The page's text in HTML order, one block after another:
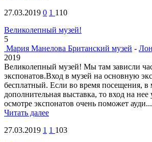
27.03.2019 0 1 110
Великолепный музей!
5
Мария Манелова Британский музей -
2019
Великолепный музей! Мы там зависли
экспонатов.Вход в музей на основную
бесплатный. Если во время посещения, в
дополнительная выставка, то вход на
осмотре экспонатов очень поможет ауди...
Читать далее
27.03.2019 1 1 103